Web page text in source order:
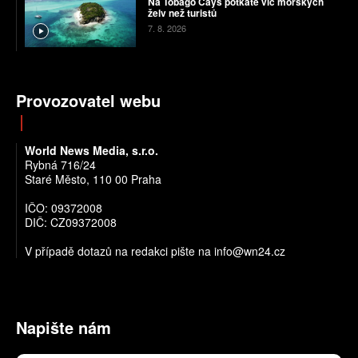
želv než turistů
7. 8. 2026
Provozovatel webu
World News Media, s.r.o.
Rybná 716/24
Staré Město, 110 00 Praha
IČO: 09372008
DIČ: CZ09372008
V případě dotazů na redakci pište na info@wn24.cz
Napište nám